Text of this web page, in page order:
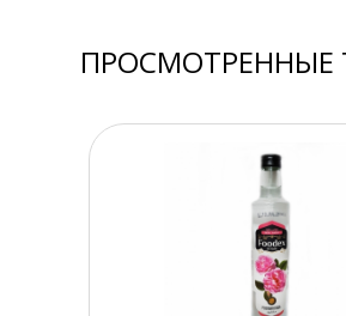
ПРОСМОТРЕННЫЕ